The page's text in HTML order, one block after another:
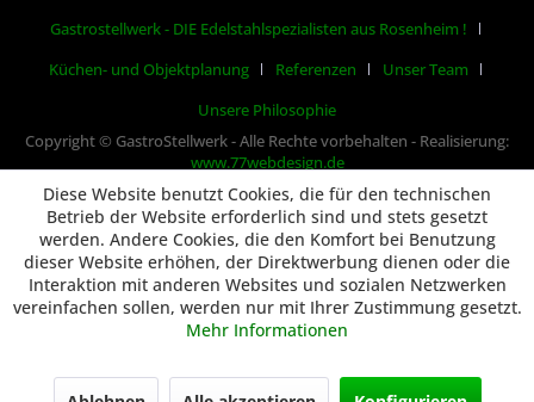
Gastrostellwerk - DIE Edelstahlspezialisten aus Rosenheim !
Küchen- und Objektplanung
Referenzen
Unser Team
Unsere Philosophie
Copyright © GastroStellwerk - Alle Rechte vorbehalten - Realisierung:
www.77webdesign.de
Diese Website benutzt Cookies, die für den technischen
Betrieb der Website erforderlich sind und stets gesetzt
werden. Andere Cookies, die den Komfort bei Benutzung
dieser Website erhöhen, der Direktwerbung dienen oder die
Interaktion mit anderen Websites und sozialen Netzwerken
vereinfachen sollen, werden nur mit Ihrer Zustimmung gesetzt.
Mehr Informationen